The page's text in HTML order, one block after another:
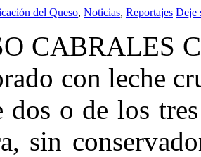
del Queso, Noticias, Reportajes Deje
CABRALES
con leche
dos o de los
sin